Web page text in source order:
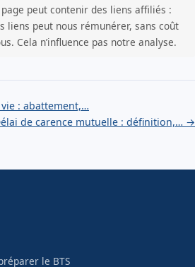
peut contenir des liens affiliés :
liens peut nous rémunérer, sans coût
Cela n’influence pas notre analyse.
vie : abattement,…
de carence mutuelle : définition,… →
le BTS